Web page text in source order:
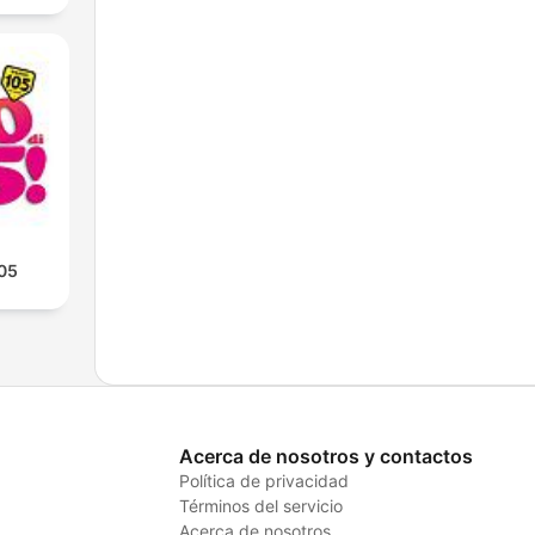
Acerca de nosotros y contactos
Política de privacidad
Términos del servicio
Acerca de nosotros